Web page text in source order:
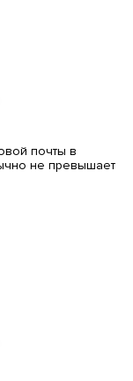
почты в
не превышает